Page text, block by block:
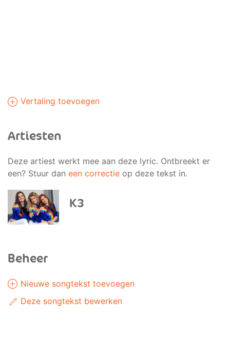
Vertaling toevoegen
Artiesten
Deze artiest werkt mee aan deze lyric. Ontbreekt er
een? Stuur dan een correctie op deze tekst in.
K3
Beheer
Nieuwe songtekst toevoegen
Deze songtekst bewerken